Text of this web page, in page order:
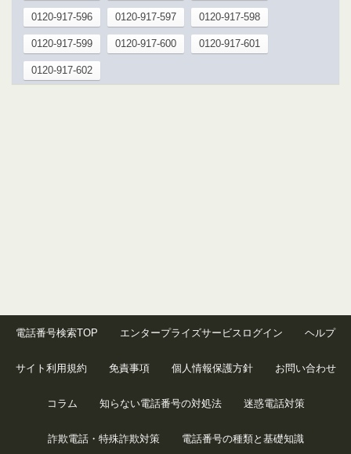
0120-917-596 0120-917-597 0120-917-598
0120-917-599 0120-917-600 0120-917-601
0120-917-602
電話番号検索TOP エンタープライズサービスログイン ヘルプ
サイト利用規約 免責事項 個人情報保護方針 お問い合わせ
コラム 知らない電話番号の対処法 迷惑電話対策
詐欺電話・特殊詐欺対策 電話番号の種類と基礎知識